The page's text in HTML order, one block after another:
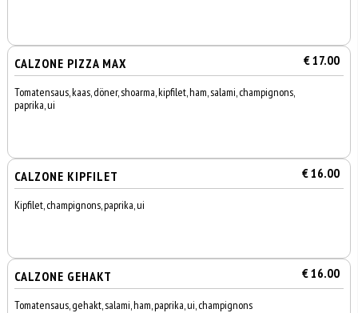
CALZONE PIZZA MAX € 17.00
Tomatensaus, kaas, döner, shoarma, kipfilet, ham, salami, champignons,
paprika, ui
CALZONE KIPFILET € 16.00
Kipfilet, champignons, paprika, ui
CALZONE GEHAKT € 16.00
Tomatensaus, gehakt, salami, ham, paprika, ui, champignons